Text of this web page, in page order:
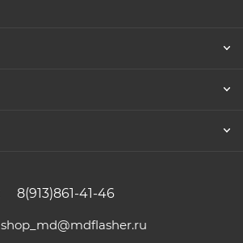
8(913)861-41-46
shop_md@mdflasher.ru